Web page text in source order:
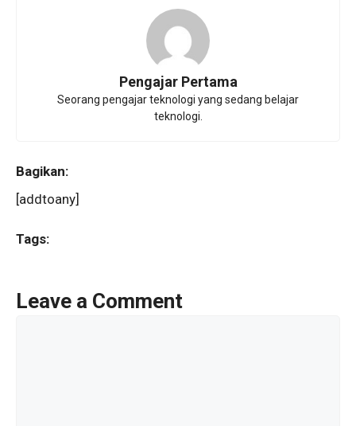
Pengajar Pertama
Seorang pengajar teknologi yang sedang belajar
teknologi.
Bagikan:
[addtoany]
Tags:
Leave a Comment